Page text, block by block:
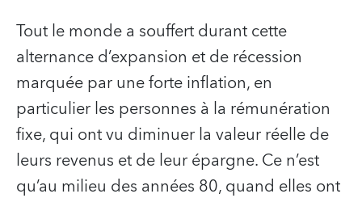
Tout le monde a souffert durant cette
alternance d’expansion et de récession
marquée par une forte inflation, en
particulier les personnes à la rémunération
fixe, qui ont vu diminuer la valeur réelle de
leurs revenus et de leur épargne. Ce n’est
qu’au milieu des années 80, quand elles ont